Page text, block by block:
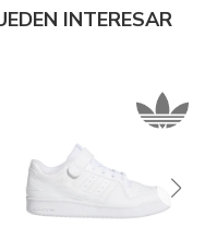
INTERESAR